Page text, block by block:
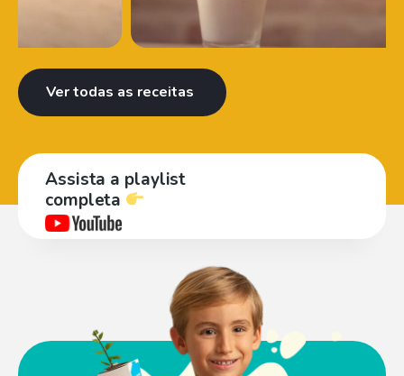
Ver todas as receitas
Assista a playlist
completa